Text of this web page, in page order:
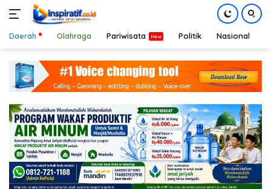
konten
Daerah Olahraga Pariwisata Politik Nasional